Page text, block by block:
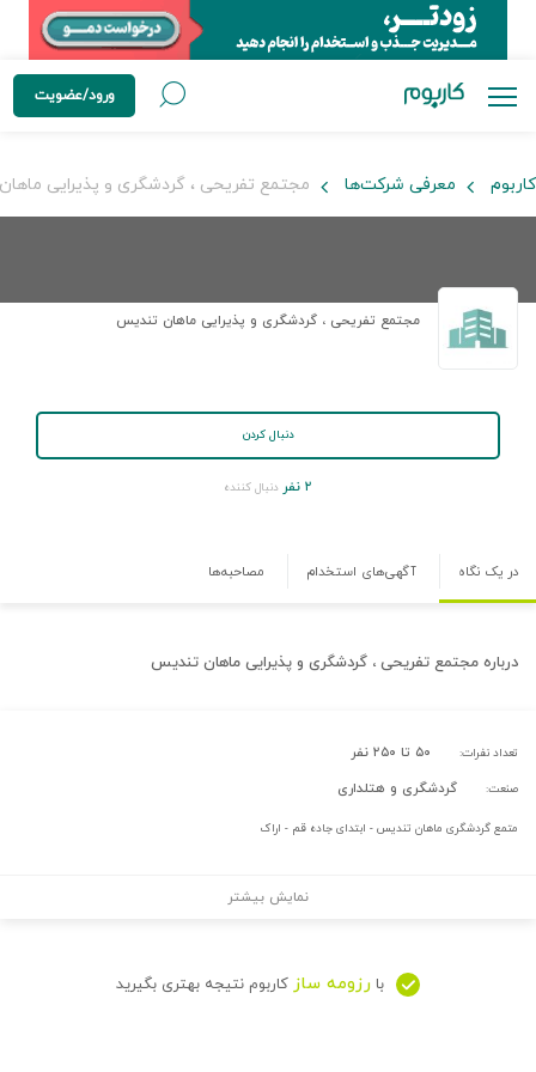
ورود/عضویت
کاربوم معرفی شرکت‌ها مجتمع تفریحی ، گردشگری و پذیرایی
مجتمع تفریحی ، گردشگری و پذیرایی ماهان تندیس
دنبال کردن
۲ نفر دنبال کننده
در یک نگاه آگهی‌های استخدام مصاحبه‌ها
درباره مجتمع تفریحی ، گردشگری و پذیرایی ماهان تندیس
تعداد نفرات: ۵۰ تا ۲۵۰ نفر
صنعت: گردشگری و هتلداری
متمع گردشگری ماهان تندیس - ابتدای جاده قم - اراک
نمایش بیشتر
با رزومه ساز کاربوم نتیجه بهتری بگیرید